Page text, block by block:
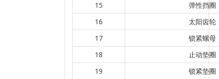
15
弹性挡圈
16
太阳齿轮
17
锁紧螺母
18
止动垫圈
19
锁紧垫圈